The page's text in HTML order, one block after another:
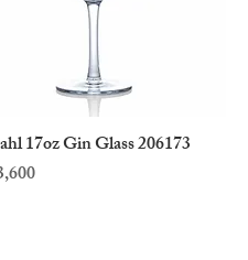
クイックビュー
17oz Gin Glass 206173